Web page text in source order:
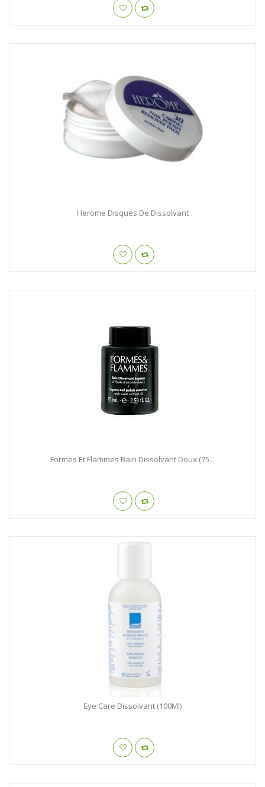
Herome Disques De Dissolvant
Formes Et Flammes Bain Dissolvant Doux (75...
Eye Care Dissolvant (100Ml)